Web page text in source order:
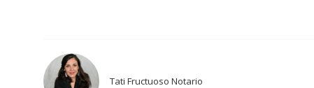
Tati Fructuoso Notario